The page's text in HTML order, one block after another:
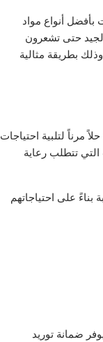
أنواع مواد
حتى تشعرون
بطريقة مثالية
مرناً لتلبية احتياجات
التي تتطلب رعاية
بناءً على احتياجاتهم
ضمانة توريد